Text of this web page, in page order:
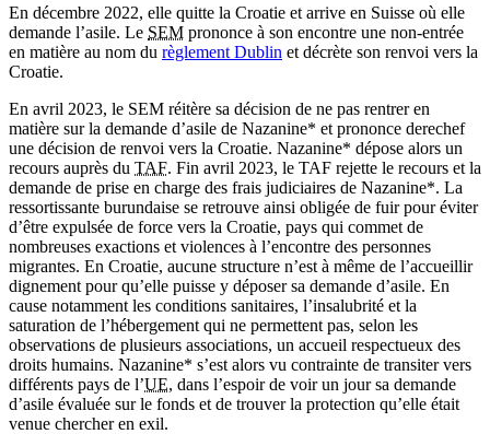
En décembre 2022, elle quitte la Croatie et arrive en Suisse où elle
demande l’asile. Le SEM prononce à son encontre une non-entrée
en matière au nom du règlement Dublin et décrète son renvoi vers la
Croatie.
En avril 2023, le SEM réitère sa décision de ne pas rentrer en
matière sur la demande d’asile de Nazanine* et prononce derechef
une décision de renvoi vers la Croatie. Nazanine* dépose alors un
recours auprès du TAF. Fin avril 2023, le TAF rejette le recours et la
demande de prise en charge des frais judiciaires de Nazanine*. La
ressortissante burundaise se retrouve ainsi obligée de fuir pour éviter
d’être expulsée de force vers la Croatie, pays qui commet de
nombreuses exactions et violences à l’encontre des personnes
migrantes. En Croatie, aucune structure n’est à même de l’accueillir
dignement pour qu’elle puisse y déposer sa demande d’asile. En
cause notamment les conditions sanitaires, l’insalubrité et la
saturation de l’hébergement qui ne permettent pas, selon les
observations de plusieurs associations, un accueil respectueux des
droits humains. Nazanine* s’est alors vu contrainte de transiter vers
différents pays de l’UE, dans l’espoir de voir un jour sa demande
d’asile évaluée sur le fonds et de trouver la protection qu’elle était
venue chercher en exil.